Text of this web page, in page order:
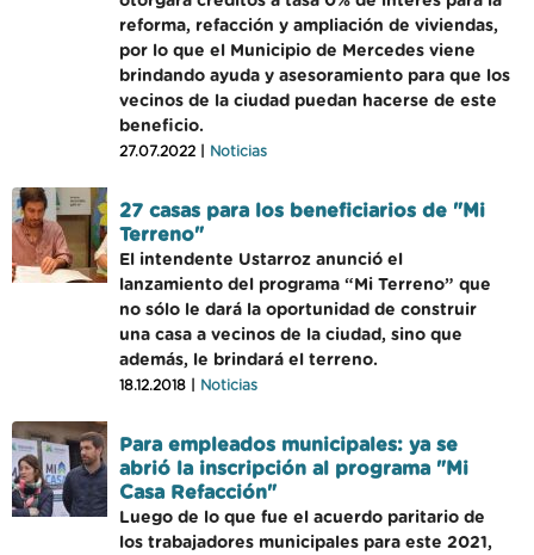
reforma, refacción y ampliación de viviendas,
por lo que el Municipio de Mercedes viene
brindando ayuda y asesoramiento para que los
vecinos de la ciudad puedan hacerse de este
beneficio.
27.07.2022 | Noticias
27 casas para los beneficiarios de "Mi
Terreno"
El intendente Ustarroz anunció el
lanzamiento del programa “Mi Terreno” que
no sólo le dará la oportunidad de construir
una casa a vecinos de la ciudad, sino que
además, le brindará el terreno.
18.12.2018 | Noticias
Para empleados municipales: ya se
abrió la inscripción al programa "Mi
Casa Refacción"
Luego de lo que fue el acuerdo paritario de
los trabajadores municipales para este 2021,